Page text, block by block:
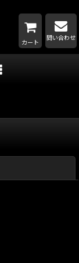
カート
問い合わせ